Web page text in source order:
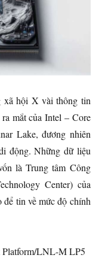
xã hội X vài thông tin
mắt của Intel – Core
Lake, đương nhiên
động. Những dữ liệu
là Trung tâm Công
Center) của
tin về mức độ chính
Platform/LNL-M LP5